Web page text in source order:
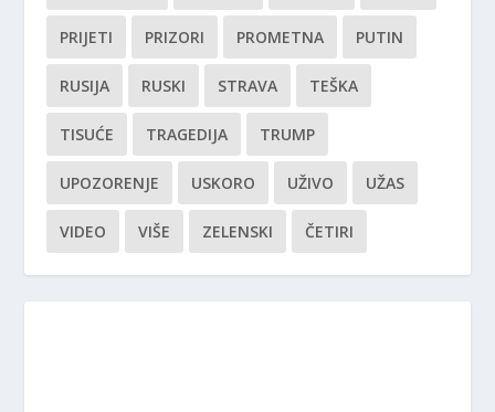
PRIJETI PRIZORI PROMETNA PUTIN
RUSIJA RUSKI STRAVA TEŠKA
TISUĆE TRAGEDIJA TRUMP
UPOZORENJE USKORO UŽIVO UŽAS
VIDEO VIŠE ZELENSKI ČETIRI